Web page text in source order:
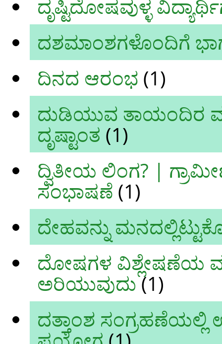
ದೃಷ್ಟಿದೋಷವುಳ್ಳ
ದಶಮಾಂಶಗಳೊಂದಿಗೆ
ದಿನದ ಆರಂಭ (1)
ದುಡಿಯುವ ತಾಯಂದಿರ
ದೃಷ್ಟಾಂತ (1)
ದ್ವಿತೀಯ ಲಿಂಗ? |
ಸಂಭಾಷಣೆ (1)
ದೇಹವನ್ನು
ದೋಷಗಳ ವಿಶ್ಲೇಷಣೆಯ
ಅರಿಯುವುದು(1)
ದತ್ತಾಂಶ ಸಂಗ್ರಹಣೆಯಲ್ಲಿ